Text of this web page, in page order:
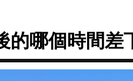
的哪個時間差